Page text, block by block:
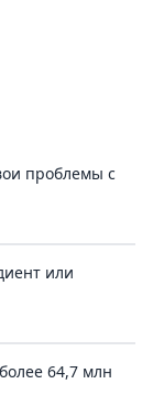
проблемы с
или
64,7 млн